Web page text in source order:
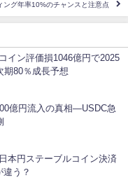
ング年率10%のチャンスと注意点
イン評価損1046億円で2025
期80％成長予想
億円流入の真相―USDC急
本円ステーブルコイン決済
違う？